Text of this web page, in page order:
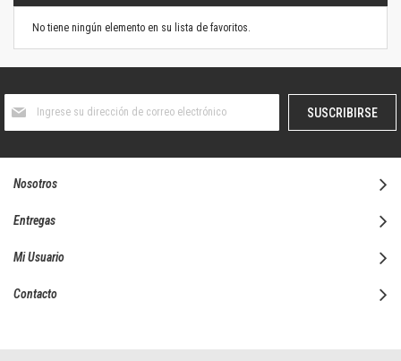
No tiene ningún elemento en su lista de favoritos.
boletín
SUSCRIBIRSE
Nosotros
Entregas
Mi Usuario
Contacto